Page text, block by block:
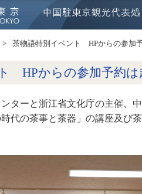
茶物語特別イベント HPからの参加
HPからの参加予約は
ターと浙江省文化庁の主催、
代の茶事と茶器」の講座及び